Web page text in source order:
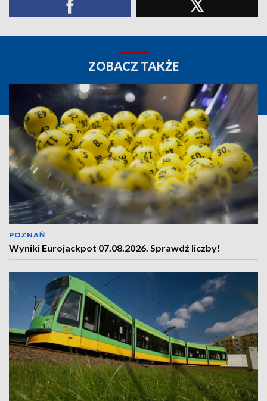
ZOBACZ TAKŻE
POZNAŃ
Wyniki Eurojackpot 07.08.2026. Sprawdź liczby!